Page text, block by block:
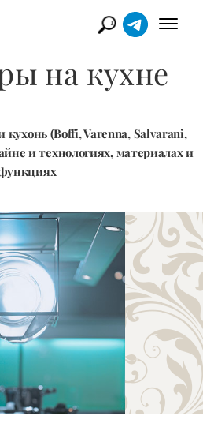
на кухне
(Boffi, Varenna, Salvarani,
и технологиях, материалах и